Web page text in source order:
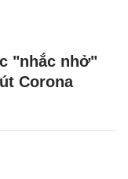
"nhắc nhở"
Corona